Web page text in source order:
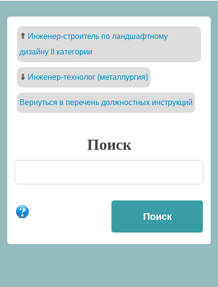
⇑ Инженер-строитель по ландшафтному
дизайну II категории
⇓ Инженер-технолог (металлургия)
Вернуться в перечень должностных инструкций
Поиск